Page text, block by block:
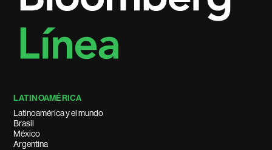
LATINOAMÉRICA
Latinoamérica y el mundo
Brasil
México
Argentina